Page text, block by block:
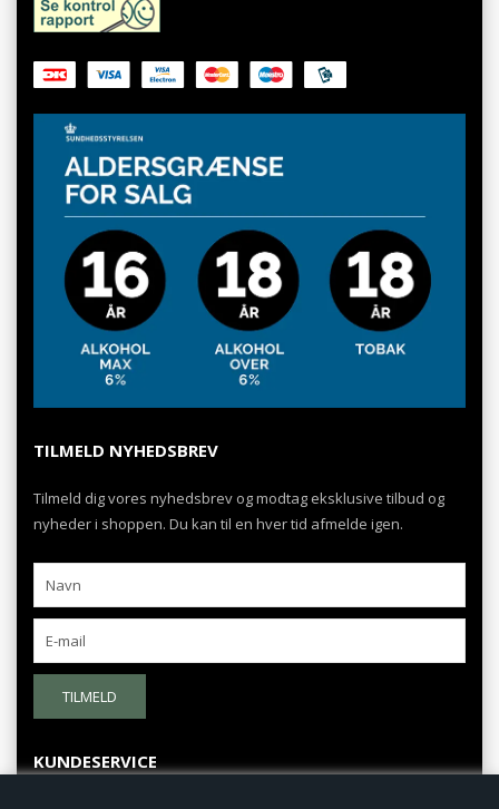
TILMELD NYHEDSBREV
Tilmeld dig vores nyhedsbrev og modtag eksklusive tilbud og
nyheder i shoppen. Du kan til en hver tid afmelde igen.
TILMELD
KUNDESERVICE